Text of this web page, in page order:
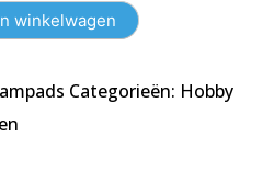
winkelwagen
Categorieën: Hobby